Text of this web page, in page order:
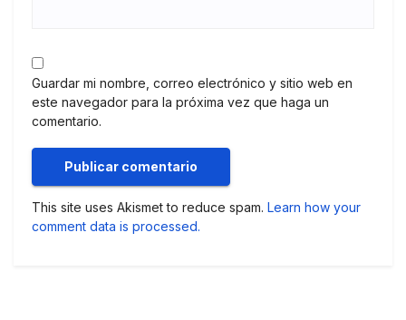
Guardar mi nombre, correo electrónico y sitio web en
este navegador para la próxima vez que haga un
comentario.
This site uses Akismet to reduce spam. Learn how your
comment data is processed.